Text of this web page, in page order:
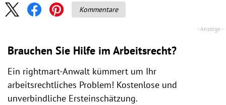
Kommentare
Brauchen Sie Hilfe im Arbeitsrecht?
Ein rightmart-Anwalt kümmert um Ihr
arbeitsrechtliches Problem! Kostenlose und
unverbindliche Ersteinschätzung.